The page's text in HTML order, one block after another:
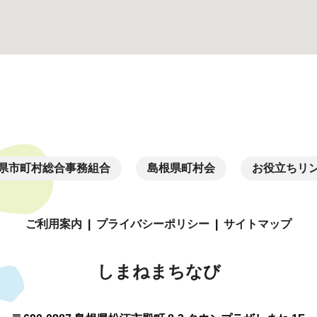
市町村総合事務組合 島根県町村会 お役立ちリ
ご利用案内 プライバシーポリシー サイトマップ
しまねまちなび